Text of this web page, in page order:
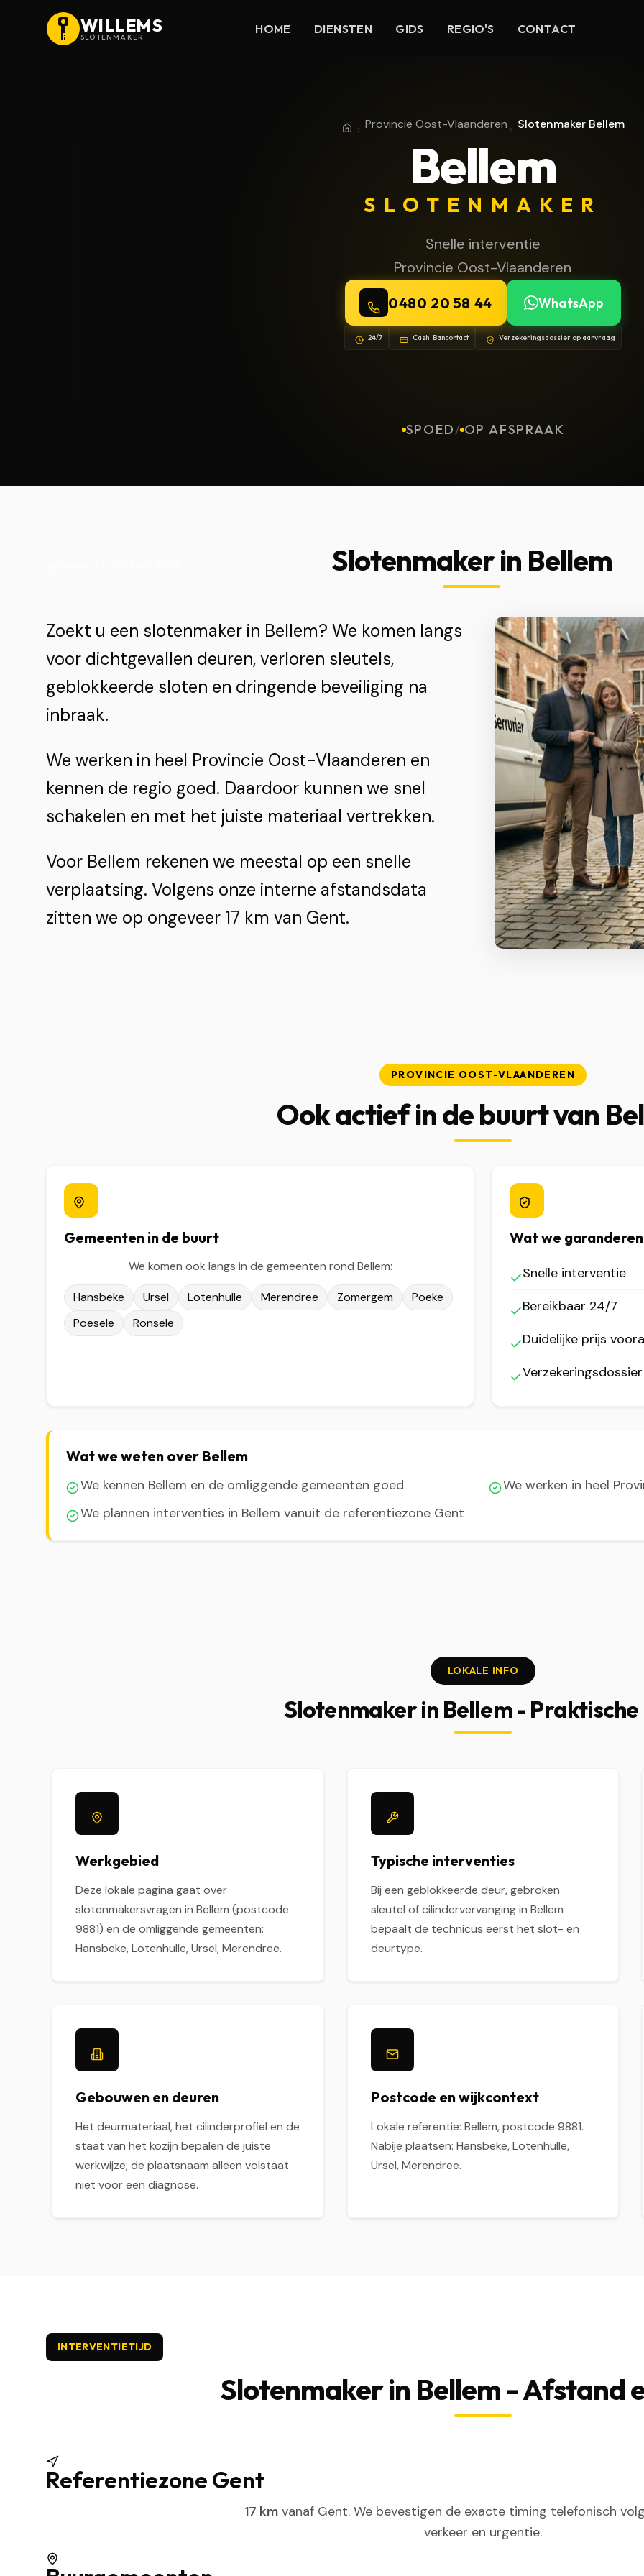
WILLEMS
SLOTENMAKER
HOME DIENSTEN GIDS REGIO'S CONTACT
HomeProvincie Oost-Vlaanderen
Provincie Oost-Vlaanderen Slotenmaker Bellem
Bellem
SLOTENMAKER
Snelle interventie
Provincie Oost-Vlaanderen
0480 20 58 44 WhatsApp
24/7 Cash · Bancontact Verzekeringsdossier op aanvraag
SPOED/ OP AFSPRAAK
Slotenmaker in Bellem
Zoekt u een slotenmaker in Bellem? We komen langs
voor dichtgevallen deuren, verloren sleutels,
geblokkeerde sloten en dringende beveiliging na
inbraak.
We werken in heel Provincie Oost-Vlaanderen en
kennen de regio goed. Daardoor kunnen we snel
schakelen en met het juiste materiaal vertrekken.
Voor Bellem rekenen we meestal op een snelle
verplaatsing. Volgens onze interne afstandsdata
zitten we op ongeveer 17 km van Gent.
PROVINCIE OOST-VLAANDEREN
Ook actief in de buurt van
Gemeenten in de buurt
We komen ook langs in de gemeenten rond Bellem:
Hansbeke Ursel Lotenhulle Merendree Zomergem
Poeke
Poesele
Ronsele
Wat we garanderen
Snelle interventie
Bereikbaar 24/7
Duidelijke prijs
Wat we weten over Bellem
We kennen Bellem en de omliggende gemeenten goed
We werken in heel
We plannen interventies in Bellem vanuit de referentiezone Gent
LOKALE INFO
Slotenmaker in Bellem -
Werkgebied
Deze lokale pagina gaat over
slotenmakersvragen in Bellem (postcode
9881) en de omliggende gemeenten:
Hansbeke, Lotenhulle, Ursel, Merendree.
Typische interventies
Bij een geblokkeerde deur, gebroken
sleutel of cilindervervanging in Bellem
bepaalt de technicus eerst het slot- en
deurtype.
Gebouwen en deuren
Het deurmateriaal, het cilinderprofiel en de
staat van het kozijn bepalen de juiste
werkwijze; de plaatsnaam alleen volstaat
niet voor een diagnose.
Postcode en wijkcontext
Lokale referentie: Bellem, postcode 9881.
Nabije plaatsen: Hansbeke, Lotenhulle,
Ursel, Merendree.
INTERVENTIETIJD
Slotenmaker in Bellem - Afstand
Referentiezone Gent
17 kmvanaf Gent. We bevestigen de exacte timing telefonisch
verkeer en urgentie.